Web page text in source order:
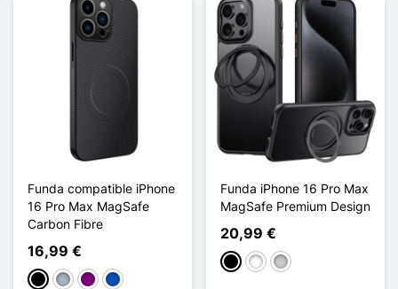
Funda compatible iPhone
16 Pro Max MagSafe
Carbon Fibre
16,99 €
NegroGris Púrpura
Saphir
Funda iPhone 16 Pro Max
MagSafe Premium Design
20,99 €
NegroBlancoTransparente